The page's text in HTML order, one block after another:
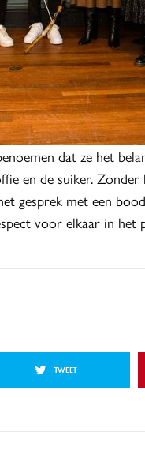
dat ze het
en de suiker. Zonder
gesprek met een
voor elkaar in
TWEET